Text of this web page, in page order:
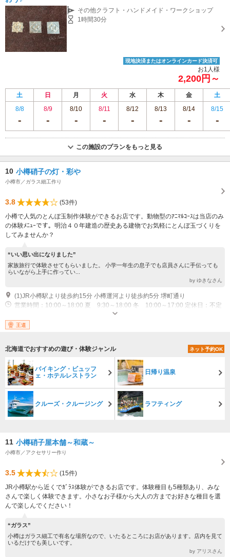
その他クラフト・ハンドメイド・ワークショップ
1時間30分
現地決済またはオンラインカード決済可
お1人様
2,200円～
土 日 月 火 水 木 金
土
8/8
8/9 8/10 8/11 8/12 8/13 8/14 8/15
この施設のプランをもっと見る
10 小樽硝子の灯・彩や
小樽市／ガラス細工作り
3.8
(53件)
小樽で人気のとんぼ玉制作体験ができるお店です。動物型のｱﾆﾏﾙｺｰｽは当店のみ
の体験ﾒﾆｭｰです。明治４０年建造の歴史ある建物でお気軽にとんぼ玉づくりを
してみませんか？
“いい思い出になりました”
家族旅行で体験させてもらいました。 小学一年生の息子でも店員さんに手伝っても
らいながら上手に作ってい...
by ゆきなさん
(1)JR小樽駅より徒歩約15分 小樽運河より徒歩約5分 堺町通り
営業時間：10:00～18:00 夏 9:30～18:00 冬 10:00～17:00 定休日：不定
王道
北海道でおすすめの遊び・体験ジャンル ネット予約OK
バイキング・ビュッフ
ェ・ホテルレストラン
日帰り温泉
クルーズ・クルージング ラフティング
11 小樽硝子屋本舗～和蔵～
小樽市／アクセサリー作り
3.5
(15件)
JR小樽駅から近くでｶﾞﾗｽ体験ができるお店です。体験種目も5種類あり、みな
さんで楽しく体験できます。小さなお子様から大人の方までお好きな種目を選
んで楽しんでください！
“ガラス”
小樽はガラス細工で有名な場所なので、いたるところにお店があります。店内を見て
いるだけでも美しいです。
by アリスさん